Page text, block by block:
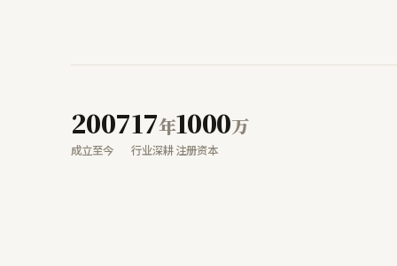
2007
成立至今
17年
行业深耕
1000万
注册资本